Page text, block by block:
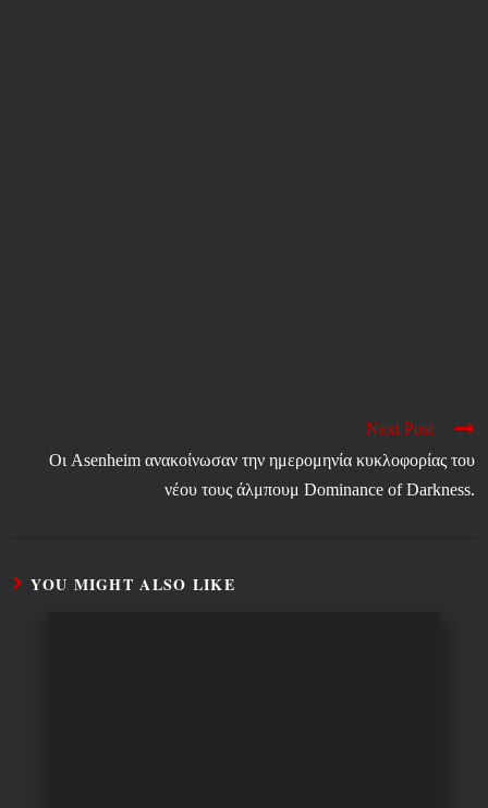
Next Post
Οι Asenheim ανακοίνωσαν την ημερομηνία κυκλοφορίας του
νέου τους άλμπουμ Dominance of Darkness.
YOU MIGHT ALSO LIKE